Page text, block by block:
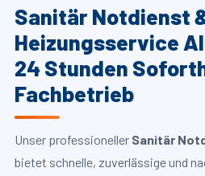
Sanitär Notdienst
Heizungsservice
24 Stunden
Fachbetrieb
Unser professioneller Sanitär
bietet schnelle, zuverlässige und